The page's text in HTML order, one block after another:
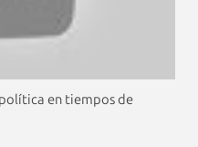
en tiempos de